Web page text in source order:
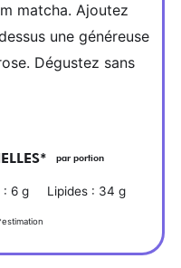
matcha. Ajoutez
une généreuse
Dégustez sans
par portion
: 6g Lipides : 34 g